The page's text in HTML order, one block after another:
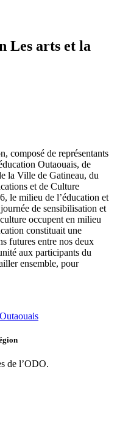
Les arts et la
composé de représentants
Outaouais, de
la Ville de Gatineau, du
et de Culture
le milieu de l’éducation et
de sensibilisation et
occupent en milieu
constituait une
futures entre nos deux
aux participants du
ensemble, pour
de l’ODO.